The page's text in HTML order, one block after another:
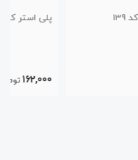
پلی استر کشتی مدل چوبی کد140